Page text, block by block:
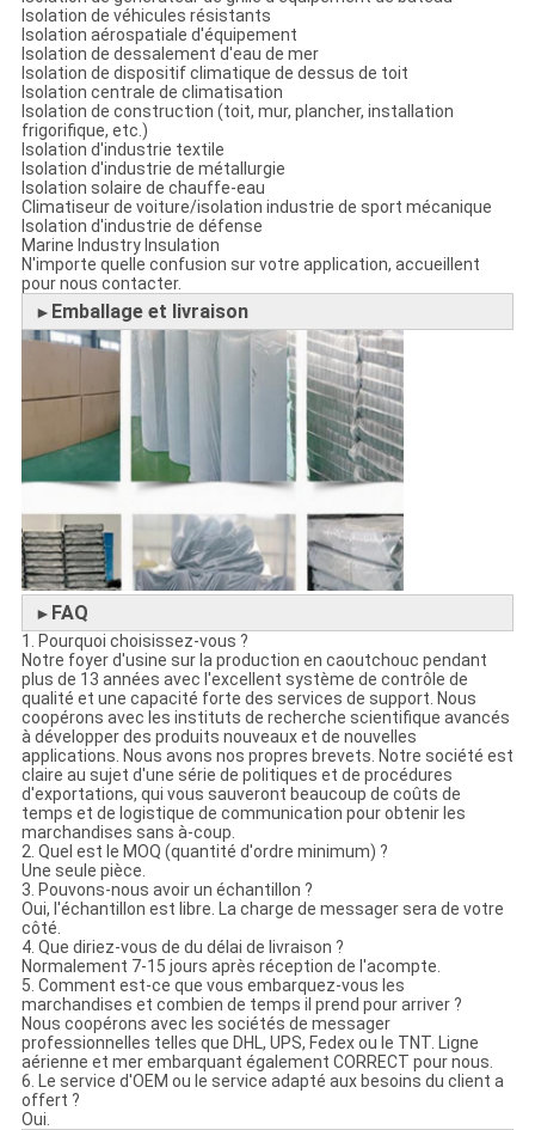
Isolation de véhicules résistants
Isolation aérospatiale d'équipement
Isolation de dessalement d'eau de mer
Isolation de dispositif climatique de dessus de toit
Isolation centrale de climatisation
Isolation de construction (toit, mur, plancher, installation
frigorifique, etc.)
Isolation d'industrie textile
Isolation d'industrie de métallurgie
Isolation solaire de chauffe-eau
Climatiseur de voiture/isolation industrie de sport mécanique
Isolation d'industrie de défense
Marine Industry Insulation
N'importe quelle confusion sur votre application, accueillent
pour nous contacter.
► Emballage et livraison
► FAQ
1. Pourquoi choisissez-vous ?
Notre foyer d'usine sur la production en caoutchouc pendant
plus de 13 années avec l'excellent système de contrôle de
qualité et une capacité forte des services de support. Nous
coopérons avec les instituts de recherche scientifique avancés
à développer des produits nouveaux et de nouvelles
applications. Nous avons nos propres brevets. Notre société est
claire au sujet d'une série de politiques et de procédures
d'exportations, qui vous sauveront beaucoup de coûts de
temps et de logistique de communication pour obtenir les
marchandises sans à-coup.
2. Quel est le MOQ (quantité d'ordre minimum) ?
Une seule pièce.
3. Pouvons-nous avoir un échantillon ?
Oui, l'échantillon est libre. La charge de messager sera de votre
côté.
4. Que diriez-vous de du délai de livraison ?
Normalement 7-15 jours après réception de l'acompte.
5. Comment est-ce que vous embarquez-vous les
marchandises et combien de temps il prend pour arriver ?
Nous coopérons avec les sociétés de messager
professionnelles telles que DHL, UPS, Fedex ou le TNT. Ligne
aérienne et mer embarquant également CORRECT pour nous.
6. Le service d'OEM ou le service adapté aux besoins du client a
offert ?
Oui.